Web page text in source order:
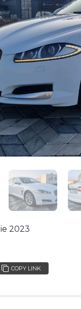
2023
COPY LINK